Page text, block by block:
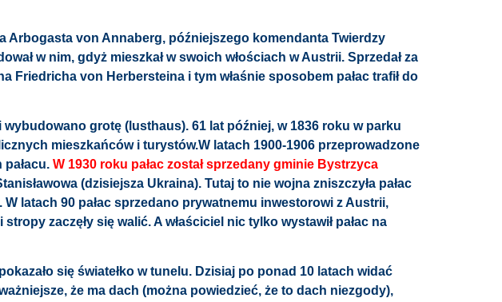
Arbogasta von Annaberg, późniejszego komendanta Twierdzy
w nim, gdyż mieszkał w swoich włościach w Austrii. Sprzedał za
Friedricha von Herbersteina i tym właśnie sposobem pałac trafił do
grotę (lusthaus). 61 lat później, w 1836 roku w parku
mieszkańców i turystów.W latach 1900-1906 przeprowadzone
W 1930 roku pałac został sprzedany gminie Bystrzyca
(dzisiejsza Ukraina). Tutaj to nie wojna zniszczyła pałac
latach 90 pałac sprzedano prywatnemu inwestorowi z Austrii,
zaczęły się walić. A właściciel nic tylko wystawił pałac na
się światełko w tunelu. Dzisiaj po ponad 10 latach widać
że ma dach (można powiedzieć, że to dach niezgody),